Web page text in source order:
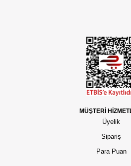
MÜŞTERİ
Üyelik
Sipariş
Para Puan